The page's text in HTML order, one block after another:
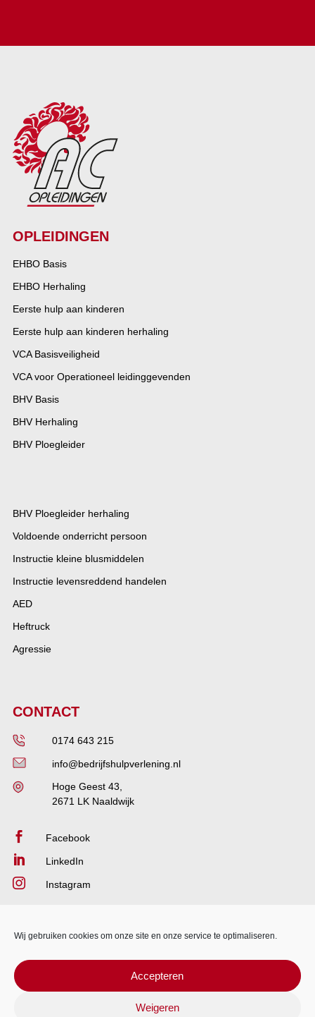
Wij gebruiken cookies om onze site en onze service te optimaliseren.
Accepteren
Weigeren
OPLEIDINGEN
EHBO Basis
EHBO Herhaling
Eerste hulp aan kinderen
Eerste hulp aan kinderen herhaling
VCA Basisveiligheid
VCA voor Operationeel leidinggevenden
BHV Basis
BHV Herhaling
BHV Ploegleider
BHV Ploegleider herhaling
Voldoende onderricht persoon
Instructie kleine blusmiddelen
Instructie levensreddend handelen
AED
Heftruck
Agressie
CONTACT
0174 643 215
info@bedrijfshulpverlening.nl
Hoge Geest 43,
2671 LK Naaldwijk
 Facebook
 LinkedIn
 Instagram
Website beheerRendr Media